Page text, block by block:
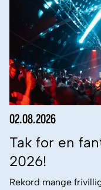
02.08.2026
Tak for en
2026!
Rekord mange